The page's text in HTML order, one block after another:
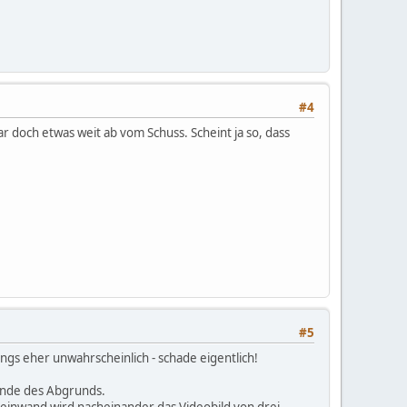
#4
etwas weit ab vom Schuss. Scheint ja so, dass
#5
eher unwahrscheinlich - schade eigentlich!
des Abgrunds.